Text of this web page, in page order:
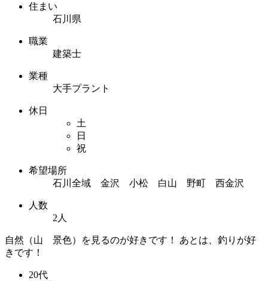
住まい
石川県
職業
建築士
業種
大手プラント
休日
土
日
祝
希望場所
石川全域 金沢 小松 白山 野町 西金沢
人数
2人
自然（山 景色）を見るのが好きです！ あとは、釣りが好
きです！
20代